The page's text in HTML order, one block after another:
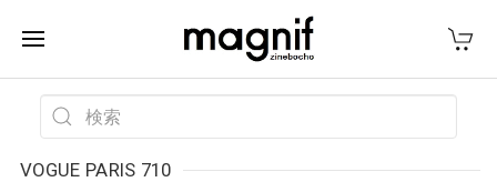
VOGUE PARIS 710